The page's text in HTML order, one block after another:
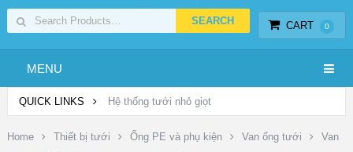
CART 0
MENU
QUICK LINKS Hệ thống tưới nhỏ giọt
Home Thiết bị tưới Ống PE và phụ kiện Van ống tưới
Van